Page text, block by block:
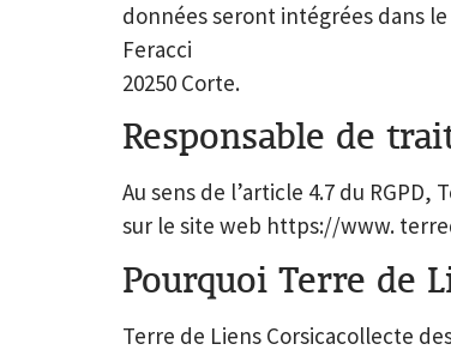
données seront intégrées dans
Feracci
20250 Corte.
Responsable de
Au sens de l’article 4.7 du
sur le site web https://www.
Pourquoi Terre de
Terre de Liens Corsicacollecte